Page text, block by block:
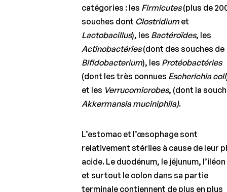
catégories : les Firmicutes(plus de
souches dont Clostridium et
Lactobacillus), les Bactéroïdes, les
Actinobactéries(dont des souches de
Bifidobacterium), les Protéobactéries
(dont les très connues Escherichia coli
et les Verrucomicrobes, (dont la
Akkermansia muciniphila).
L’estomac et l’œsophage sont
relativement stériles à cause de leur
acide. Le duodénum, le jéjunum, l’iléon
et surtout le colon dans sa partie
terminale contiennent de plus en plus